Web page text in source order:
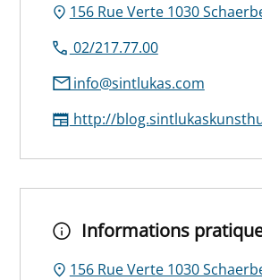
156 Rue Verte 1030
02/217.77.00
info@sintlukas.com
http://
Informations
156 Rue Verte 1030